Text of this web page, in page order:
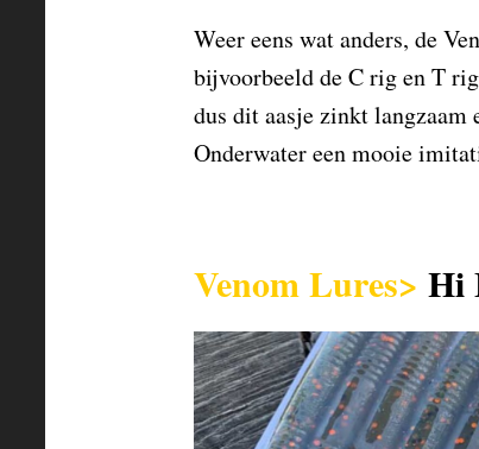
Weer eens wat anders, de
bijvoorbeeld de C rig en T
dus dit aasje zinkt langzaam
Onderwater een mooie
Venom Lures>Hi